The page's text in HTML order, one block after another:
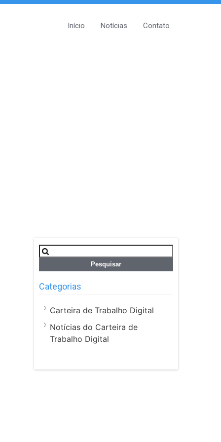
Início Notícias Contato
Pesquisar
por:
Categorias
Carteira de Trabalho Digital
Notícias do Carteira de
Trabalho Digital